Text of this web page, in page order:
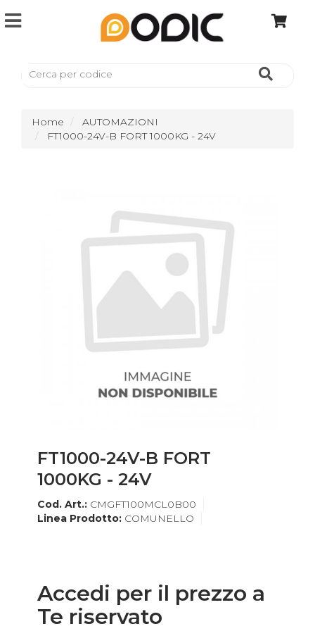
Home
AUTOMAZIONI
FT1000-24V-B FORT 1000KG - 24V
FT1000-24V-B FORT
1000KG - 24V
Cod. Art.: CMGFT100MCL0B00
Linea Prodotto: COMUNELLO
Accedi per il prezzo a
Te riservato